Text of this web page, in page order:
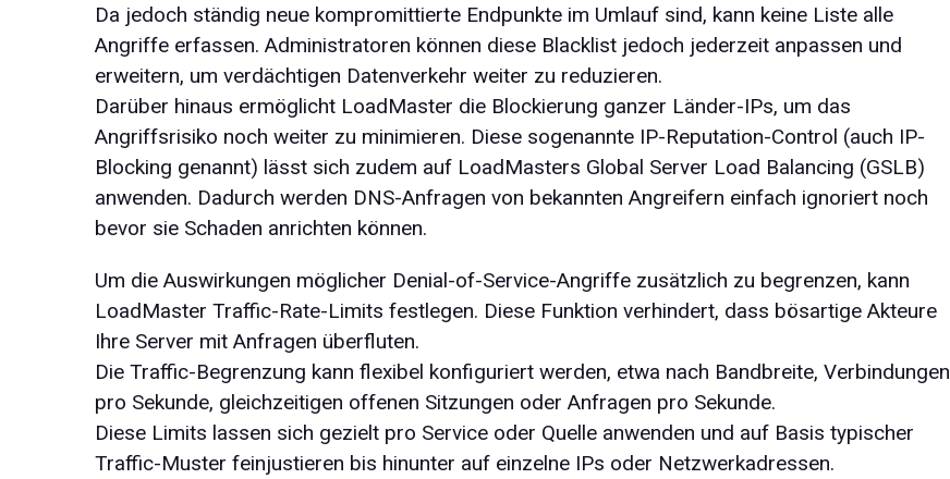
Da jedoch ständig neue kompromittierte Endpunkte im Umlauf sind, kann keine Liste alle
Angriffe erfassen. Administratoren können diese Blacklist jedoch jederzeit anpassen und
erweitern, um verdächtigen Datenverkehr weiter zu reduzieren.
Darüber hinaus ermöglicht LoadMaster die Blockierung ganzer Länder-IPs, um das
Angriffsrisiko noch weiter zu minimieren. Diese sogenannte IP-Reputation-Control (auch IP-
Blocking genannt) lässt sich zudem auf LoadMasters Global Server Load Balancing (GSLB)
anwenden. Dadurch werden DNS-Anfragen von bekannten Angreifern einfach ignoriert noch
bevor sie Schaden anrichten können.
Um die Auswirkungen möglicher Denial-of-Service-Angriffe zusätzlich zu begrenzen, kann
LoadMaster Traffic-Rate-Limits festlegen. Diese Funktion verhindert, dass bösartige Akteure
Ihre Server mit Anfragen überfluten.
Die Traffic-Begrenzung kann flexibel konfiguriert werden, etwa nach Bandbreite, Verbindungen
pro Sekunde, gleichzeitigen offenen Sitzungen oder Anfragen pro Sekunde.
Diese Limits lassen sich gezielt pro Service oder Quelle anwenden und auf Basis typischer
Traffic-Muster feinjustieren bis hinunter auf einzelne IPs oder Netzwerkadressen.